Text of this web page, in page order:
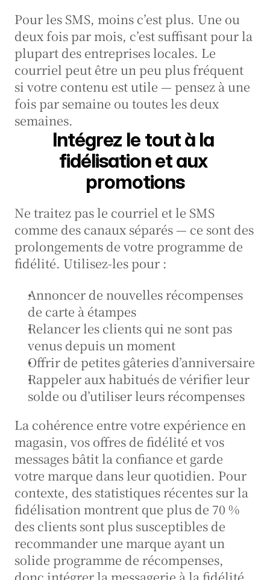
Pour les SMS, moins c’est plus. Une ou
deux fois par mois, c’est suffisant pour la
plupart des entreprises locales. Le
courriel peut être un peu plus fréquent
si votre contenu est utile — pensez à une
fois par semaine ou toutes les deux
semaines.
Intégrez le tout à la
fidélisation et aux
promotions
Ne traitez pas le courriel et le SMS
comme des canaux séparés — ce sont des
prolongements de votre programme de
fidélité. Utilisez-les pour :
Annoncer de nouvelles récompenses
de carte à étampes
Relancer les clients qui ne sont pas
venus depuis un moment
Offrir de petites gâteries d’anniversaire
Rappeler aux habitués de vérifier leur
solde ou d’utiliser leurs récompenses
La cohérence entre votre expérience en
magasin, vos offres de fidélité et vos
messages bâtit la confiance et garde
votre marque dans leur quotidien. Pour
contexte, des statistiques récentes sur la
fidélisation montrent que plus de 70 %
des clients sont plus susceptibles de
recommander une marque ayant un
solide programme de récompenses,